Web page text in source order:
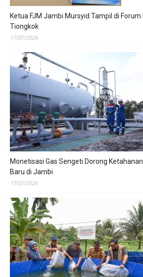
Ketua FJM Jambi Mursyid Tampil di
Tiongkok
17/07/2026
Monetisasi Gas Sengeti Dorong
Baru di Jambi
17/07/2026